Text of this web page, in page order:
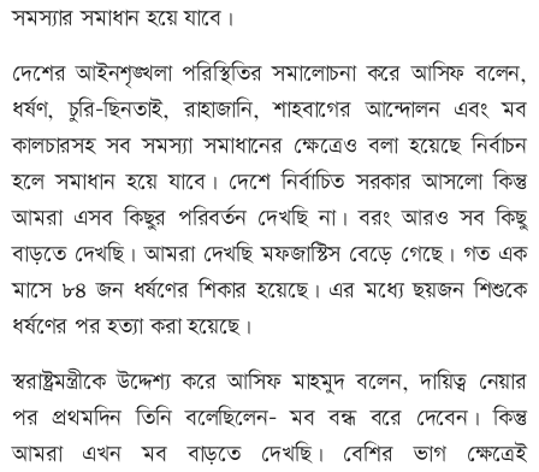
সমস্যার সমাধান হয়ে যাবে।
দেশের আইনশৃঙ্খলা পরিস্থিতির সমালোচনা করে আসিফ বলেন,
ধর্ষণ, চুরি-ছিনতাই, রাহাজানি, শাহবাগের আন্দোলন এবং মব
কালচারসহ সব সমস্যা সমাধানের ক্ষেত্রেও বলা হয়েছে নির্বাচন
হলে সমাধান হয়ে যাবে। দেশে নির্বাচিত সরকার আসলো কিন্তু
আমরা এসব কিছুর পরিবর্তন দেখছি না। বরং আরও সব কিছু
বাড়তে দেখছি। আমরা দেখছি মফজাস্টিস বেড়ে গেছে। গত এক
মাসে ৮৪ জন ধর্ষণের শিকার হয়েছে। এর মধ্যে ছয়জন শিশুকে
ধর্ষণের পর হত্যা করা হয়েছে।
স্বরাষ্ট্রমন্ত্রীকে উদ্দেশ্য করে আসিফ মাহমুদ বলেন, দায়িত্ব নেয়ার
পর প্রথমদিন তিনি বলেছিলেন- মব বন্ধ বরে দেবেন। কিন্তু
আমরা এখন মব বাড়তে দেখছি। বেশির ভাগ ক্ষেত্রেই